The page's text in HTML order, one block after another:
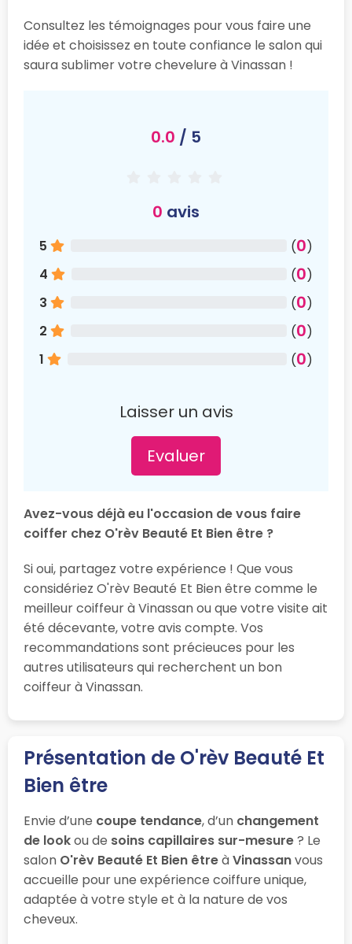
Consultez les témoignages pour vous faire une
idée et choisissez en toute confiance le salon qui
saura sublimer votre chevelure à Vinassan !
0.0 / 5
0 avis
5 (0)
4
(0)
3
(0)
2
(0)
1
(0)
Laisser un avis
Evaluer
Avez-vous déjà eu l'occasion de vous faire
coiffer chez O'rèv Beauté Et Bien être ?
Si oui, partagez votre expérience ! Que vous
considériez O'rèv Beauté Et Bien être comme le
meilleur coiffeur à Vinassan ou que votre visite ait
été décevante, votre avis compte. Vos
recommandations sont précieuces pour les
autres utilisateurs qui recherchent un bon
coiffeur à Vinassan.
Présentation de O'rèv Beauté Et
Bien être
Envie d’une coupe tendance, d’un changement
de lookou de soins capillaires sur-mesure? Le
salon O'rèv Beauté Et Bien êtreàVinassanvous
accueille pour une expérience coiffure unique,
adaptée à votre style et à la nature de vos
cheveux.